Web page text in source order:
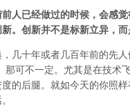
人已经做过的时候，会感
。创新并不是标新立异，
几十年或者几百年前的先
那可不一定。尤其是在技术
的后腿。就如今天的你照